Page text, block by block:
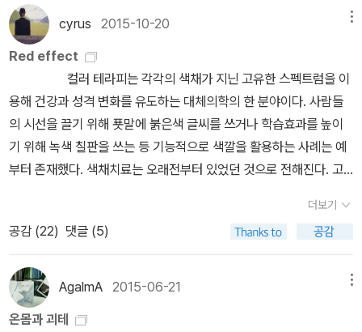
cyrus 2015-10-20
Red effect
컬러 테라피는 각각의 색채가 지닌 고유한 스펙트럼을 이
용해 건강과 성격 변화를 유도하는 대체의학의 한 분야이다. 사람들
의 시선을 끌기 위해 푯말에 붉은색 글씨를 쓰거나 학습효과를 높이
기 위해 녹색 칠판을 쓰는 등 기능적으로 색깔을 활용하는 사례는 예
부터 존재했다. 색채치료는 오래전부터 있었던 것으로 전해진다. 고
적극적인 치료 효과까지 염두에 두고 색깔을 활용하는 쪽으로 그 연
구영역이 확대되는 추세다. 1980년대 교도소 내 폭력으로 골머리를
앓던 미국에서는 사람의 마음을 안정시키는 색깔이 알기 위해 실험한
끝에 분홍색을 가장 편안한 색으로 꼽았다. 당시 회색이었던 교도소
의 벽 색깔을 분홍색으로 바꾸자 놀랍게도 교도소 내 폭력사고가 눈
에 띠게 줄었다고 한다. 분홍색은 자궁 내부의 색이어서 편안함과 안
더보기
공감 (22) 댓글 (5)
AgalmA 2015-06-21
온몸과 괴테